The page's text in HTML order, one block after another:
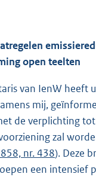
open teelten
van IenW heeft
mij,
de verplichting
zal
nr. 438). Deze
een intensief